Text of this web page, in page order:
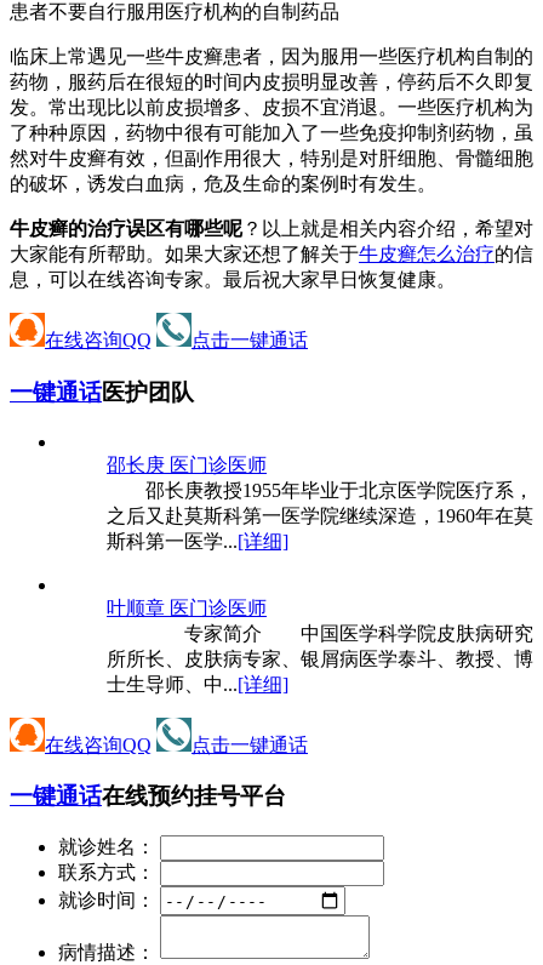
患者不要自行服用医疗机构的自制药品
临床上常遇见一些牛皮癣患者，因为服用一些医疗机构自制的
药物，服药后在很短的时间内皮损明显改善，停药后不久即复
发。常出现比以前皮损增多、皮损不宜消退。一些医疗机构为
了种种原因，药物中很有可能加入了一些免疫抑制剂药物，虽
然对牛皮癣有效，但副作用很大，特别是对肝细胞、骨髓细胞
的破坏，诱发白血病，危及生命的案例时有发生。
牛皮癣的治疗误区有哪些呢？以上就是相关内容介绍，希望对
大家能有所帮助。如果大家还想了解关于牛皮癣怎么治疗的信
息，可以在线咨询专家。最后祝大家早日恢复健康。
在线咨询QQ 点击一键通话
一键通话医护团队
邵长庚 医门诊医师
邵长庚教授1955年毕业于北京医学院医疗系，
之后又赴莫斯科第一医学院继续深造，1960年在莫
斯科第一医学...[详细]
叶顺章 医门诊医师
专家简介 中国医学科学院皮肤病研究
所所长、皮肤病专家、银屑病医学泰斗、教授、博
士生导师、中...[详细]
在线咨询QQ 点击一键通话
一键通话在线预约挂号平台
就诊姓名：
联系方式：
就诊时间：
病情描述：